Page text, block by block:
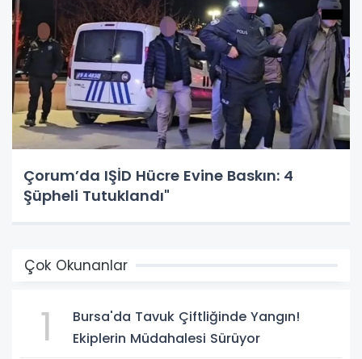
Çorum’da IŞİD Hücre Evine Baskın: 4
Şüpheli Tutuklandı"
Çok Okunanlar
1
Bursa'da Tavuk Çiftliğinde Yangın!
Ekiplerin Müdahalesi Sürüyor